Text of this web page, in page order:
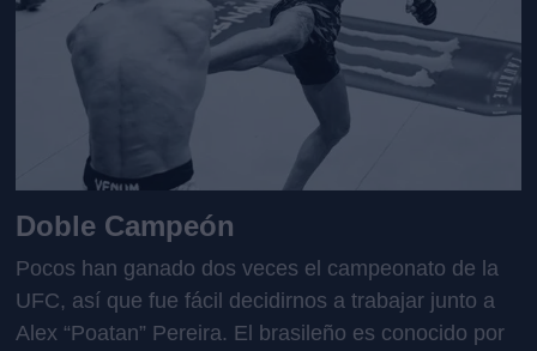
Doble Campeón
Pocos han ganado dos veces el campeonato de la
UFC, así que fue fácil decidirnos a trabajar junto a
Alex “Poatan” Pereira. El brasileño es conocido por